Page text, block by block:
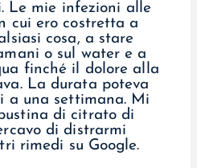
Le mie infezioni alle
cui ero costretta a
cosa, a stare
o sul water e a
finché il dolore alla
La durata poteva
a una settimana. Mi
di citrato di
di distrarmi
rimedi su Google.